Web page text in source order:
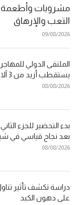
مشروبات وأطعمة
التعب والإرهاق
09/08/2026
الملتقى الدولي
يستقطب أزيد من 3 آلاف من مغاربة العالم
08/08/2026
بدء التحضير للجزء
بعد نجاح قياسي في
08/08/2026
دراسة تكشف تأثير
على دهون الكبد